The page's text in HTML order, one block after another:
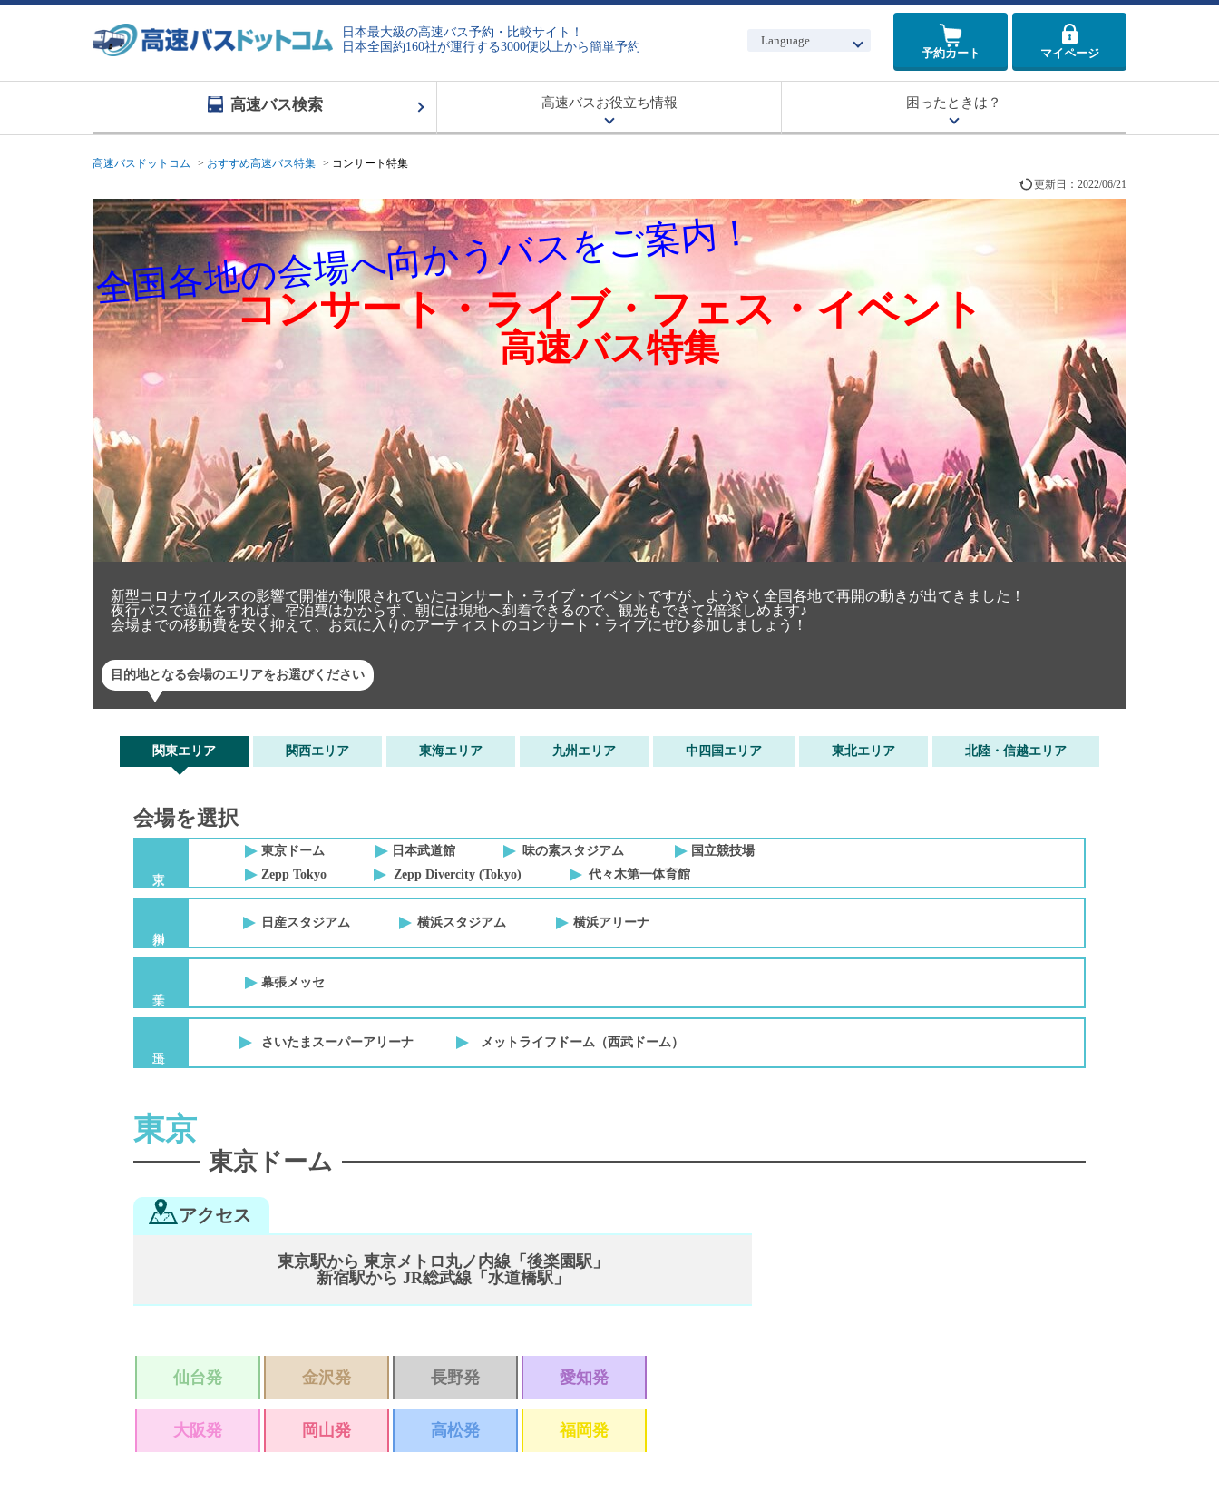
日本最大級の高速バス予約・比較サイト！
日本全国約160社が運行する3000便以上から簡単予約
Language
予約カート
マイページ
高速バス検索 高速バスお役立ち情報 困ったときは？
高速バスドットコム おすすめ高速バス特集
コンサート特集
更新日： 2022/06/21
全国各地の会場へ向かうバスをご案内！
コンサート・ライブ・フェス・イベント
高速バス特集
新型コロナウイルスの影響で開催が制限されていたコンサート・ライブ・イベントですが、ようやく全国各地で再開の動きが出てきました！
夜行バスで遠征をすれば、宿泊費はかからず、朝には現地へ到着できるので、観光もできて2倍楽しめます♪
会場までの移動費を安く抑えて、お気に入りのアーティストのコンサート・ライブにぜひ参加しましょう！
目的地となる会場のエリアをお選びください
関東エリア 関西エリア 東海エリア 九州エリア 中四国エリア 東北エリア 北陸・信越エリア
会場を選択
東京ドーム 日本武道館 味の素スタジアム
国立競技場
Zepp Tokyo
Zepp Divercity (Tokyo) 代々木第一体育館
日産スタジアム 横浜スタジアム 横浜アリーナ
幕張メッセ
さいたまスーパーアリーナ メットライフドーム（西武ドーム）
東京
東京ドーム
アクセス
東京駅から 東京メトロ丸ノ内線「後楽園駅」
新宿駅から JR総武線「水道橋駅」
仙台発 金沢発 長野発 愛知発
大阪発 岡山発 高松発 福岡発